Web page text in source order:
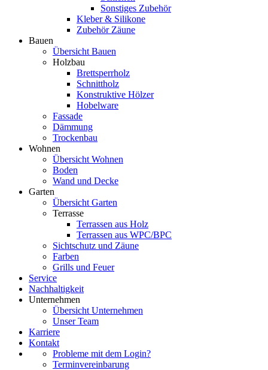
Sonstiges Zubehör
Kleber & Silikone
Zubehör Zäune
Bauen
Übersicht Bauen
Holzbau
Brettsperrholz
Schnittholz
Konstruktive Hölzer
Hobelware
Fassade
Dämmung
Trockenbau
Wohnen
Übersicht Wohnen
Boden
Wand und Decke
Garten
Übersicht Garten
Terrasse
Terrassen aus Holz
Terrassen aus WPC/BPC
Sichtschutz und Zäune
Farben
Grills und Feuer
Service
Nachhaltigkeit
Unternehmen
Übersicht Unternehmen
Unser Team
Karriere
Kontakt
Probleme mit dem Login?
Terminvereinbarung